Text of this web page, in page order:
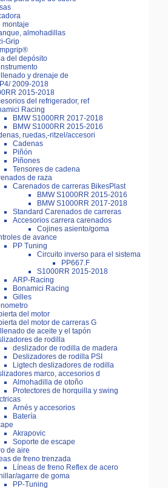
montaje
almohadillas
Grip
del depósito
y drenaje de
2009-2018
2015-2018
del refrigerador, ref
Racing
BMW S1000RR 2017-2018
BMW S1000RR 2015-2016
ruedas,-ritzel/accesori
Cadenas
Piñón
Piñones
Tensores de cadena
de raza
Carenados de carreras BikesPlast
BMW S1000RR 2015-2016
BMW S1000RR 2017-2018
Standard Carenados de carreras
Accesorios carrera carenados
Cojines asiento/goma
de avance
PP Tuning
Circuito inverso para el sistema
PP667.F
S1000RR 2015-2018
ARP-Racing
Bonamici Racing
Gilles
del motor
del motor de carreras G
de aceite y el tapón
de rodilla
deslizador de rodilla de madera
Deslizadores de rodilla PSI
Ligtech deslizadores de rodilla
marco, accesorios d
Almohadilla de otoño
Protectores de horquilla y swing
Arnés y accesorios
Batería
Akrapovic
Soporte de escape
de aire
de freno trenzada
Líneas de freno Reflex de acero
agarre de goma
PP-Tuning